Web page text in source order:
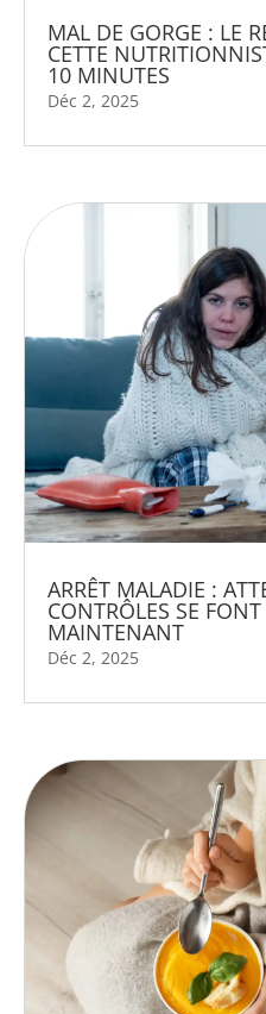
MAL DE GORGE : LE
CETTE
10 MINUTES
Déc 2, 2025
ARRÊT MALADIE :
CONTRÔLES SE
MAINTENANT
Déc 2, 2025